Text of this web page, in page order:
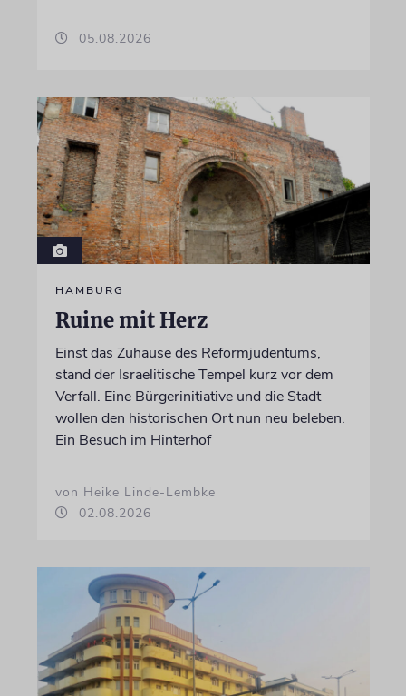
05.08.2026
HAMBURG
Ruine mit Herz
Einst das Zuhause des Reformjudentums,
stand der Israelitische Tempel kurz vor dem
Verfall. Eine Bürgerinitiative und die Stadt
wollen den historischen Ort nun neu beleben.
Ein Besuch im Hinterhof
von Heike Linde-Lembke
02.08.2026